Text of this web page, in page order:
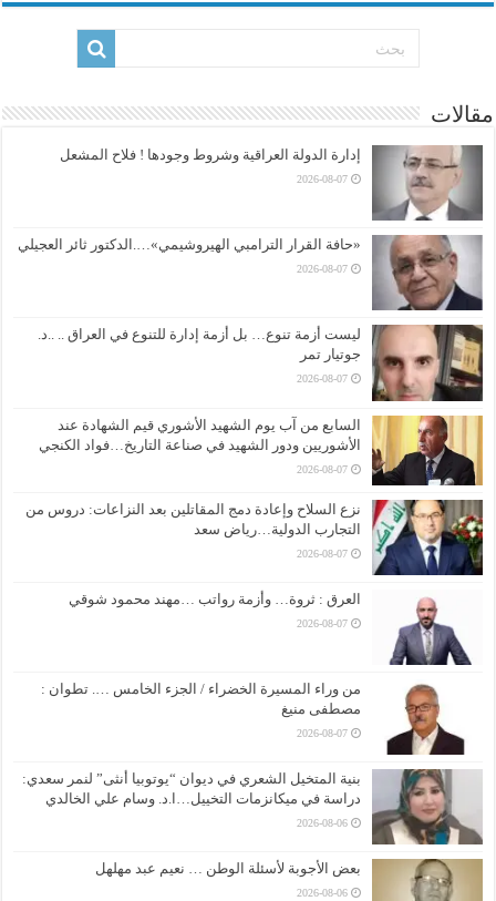
مقالات
إدارة الدولة العراقية وشروط وجودها ! فلاح المشعل
2026-08-07
«حافة القرار الترامبي الهيروشيمي»….الدكتور ثائر العجيلي
2026-08-07
ليست أزمة تنوع… بل أزمة إدارة للتنوع في العراق .. ..د.
جوتيار تمر
2026-08-07
السابع من آب يوم الشهيد الأشوري قيم الشهادة عند
الأشوريين ودور الشهيد في صناعة التاريخ…فواد الكنجي
2026-08-07
نزع السلاح وإعادة دمج المقاتلين بعد النزاعات: دروس من
التجارب الدولية…رياض سعد
2026-08-07
العرق : ثروة… وأزمة رواتب …مهند محمود شوقي
2026-08-07
من وراء المسيرة الخضراء / الجزء الخامس …. تطوان :
مصطفى منيغ
2026-08-07
بنية المتخيل الشعري في ديوان “يوتوبيا أنثى” لنمر سعدي:
دراسة في ميكانزمات التخييل…ا.د. وسام علي الخالدي
2026-08-06
بعض الأجوبة لأسئلة الوطن … نعيم عبد مهلهل
2026-08-06